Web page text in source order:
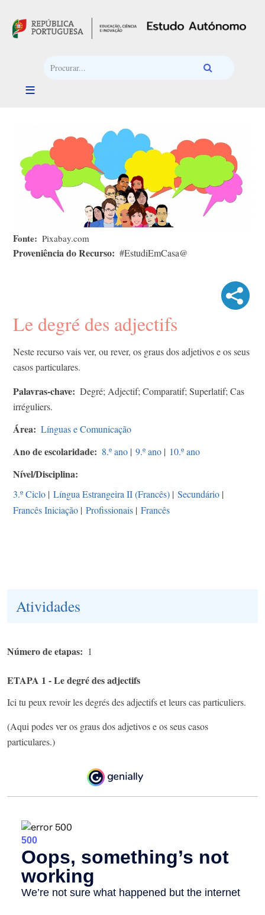
Fonte Pixabay.com
Proveniência do Recurso #EstudiEmCasa@
Le degré des adjectifs
Neste recurso vais ver, ou rever, os graus dos adjetivos e os seus
casos particulares.
Palavras-chave
Degré; Adjectif; Comparatif; Superlatif; Cas
irréguliers.
Área Línguas e Comunicação
Ano de escolaridade 8.º ano | 9.º ano | 10.º ano
Nível/Disciplina
3.º Ciclo | Língua Estrangeira II (Francês) | Secundário |
Francês Iniciação | Profissionais | Francês
Atividades
Número de etapas 1
ETAPA 1 - Le degré des adjectifs
Ici tu peux revoir les degrés des adjectifs et leurs cas particuliers.
(Aqui podes ver os graus dos adjetivos e os seus casos
particulares.)